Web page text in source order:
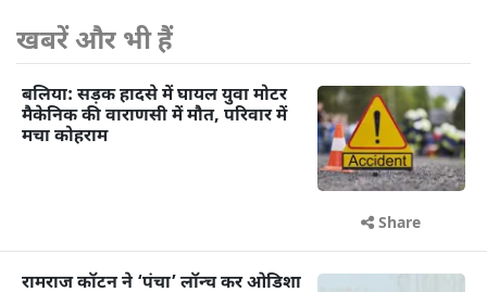
खबरें और भी हैं
बलिया: सड़क हादसे में घायल युवा मोटर
मैकेनिक की वाराणसी में मौत, परिवार में
मचा कोहराम
Share
रामराज कॉटन ने ‘पंचा’ लॉन्च कर ओडिशा